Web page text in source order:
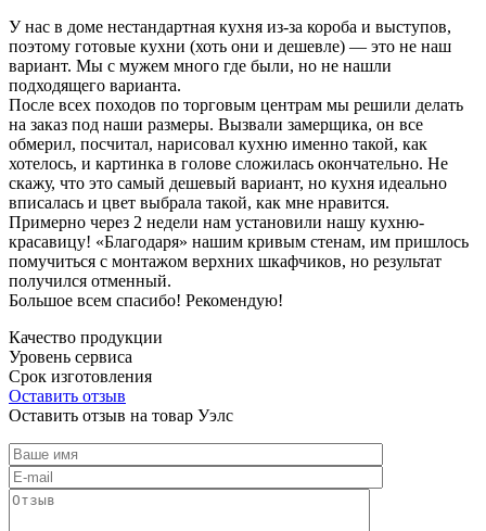
У нас в доме нестандартная кухня из-за короба и выступов,
поэтому готовые кухни (хоть они и дешевле) — это не наш
вариант. Мы с мужем много где были, но не нашли
подходящего варианта.
После всех походов по торговым центрам мы решили делать
на заказ под наши размеры. Вызвали замерщика, он все
обмерил, посчитал, нарисовал кухню именно такой, как
хотелось, и картинка в голове сложилась окончательно. Не
скажу, что это самый дешевый вариант, но кухня идеально
вписалась и цвет выбрала такой, как мне нравится.
Примерно через 2 недели нам установили нашу кухню-
красавицу! «Благодаря» нашим кривым стенам, им пришлось
помучиться с монтажом верхних шкафчиков, но результат
получился отменный.
Большое всем спасибо! Рекомендую!
Качество продукции
Уровень сервиса
Срок изготовления
Оставить отзыв
Оставить отзыв на товар Уэлс